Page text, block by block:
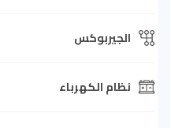
الجيربوكس
نظام الكهرباء